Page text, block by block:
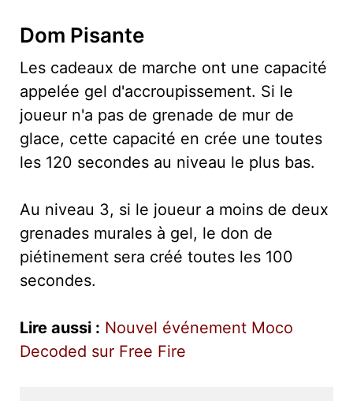
Dom Pisante
Les cadeaux de marche ont une capacité
appelée gel d'accroupissement. Si le
joueur n'a pas de grenade de mur de
glace, cette capacité en crée une toutes
les 120 secondes au niveau le plus bas.
Au niveau 3, si le joueur a moins de deux
grenades murales à gel, le don de
piétinement sera créé toutes les 100
secondes.
Lire aussi : Nouvel événement Moco
Decoded sur Free Fire